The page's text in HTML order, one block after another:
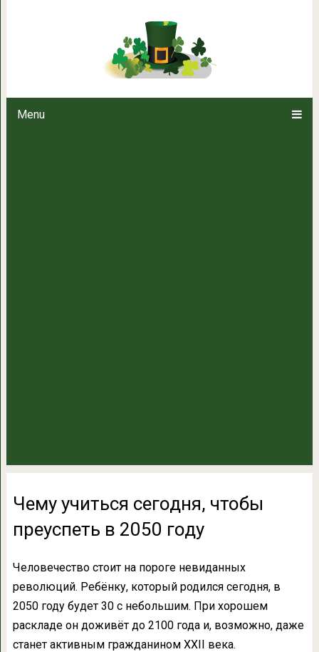
Menu
Чему учиться сегодня,
Чему учиться сегодня, чтобы
преуспеть в 2050 году
Человечество стоит на пороге невиданных
революций. Ребёнку, который родился сегодня, в
2050 году будет 30 с небольшим. При хорошем
раскладе он доживёт до 2100 года и, возможно, даже
станет активным гражданином XXII века.